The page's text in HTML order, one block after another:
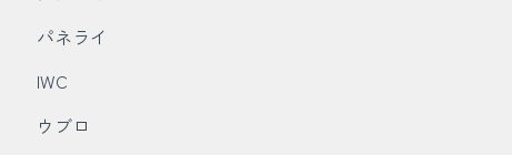
パネライ
IWC
ウブロ